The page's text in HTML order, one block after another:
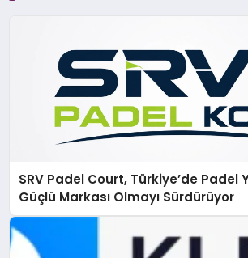
SRV Padel Court, Türkiye’de Padel
Güçlü Markası Olmayı Sürdürüyor